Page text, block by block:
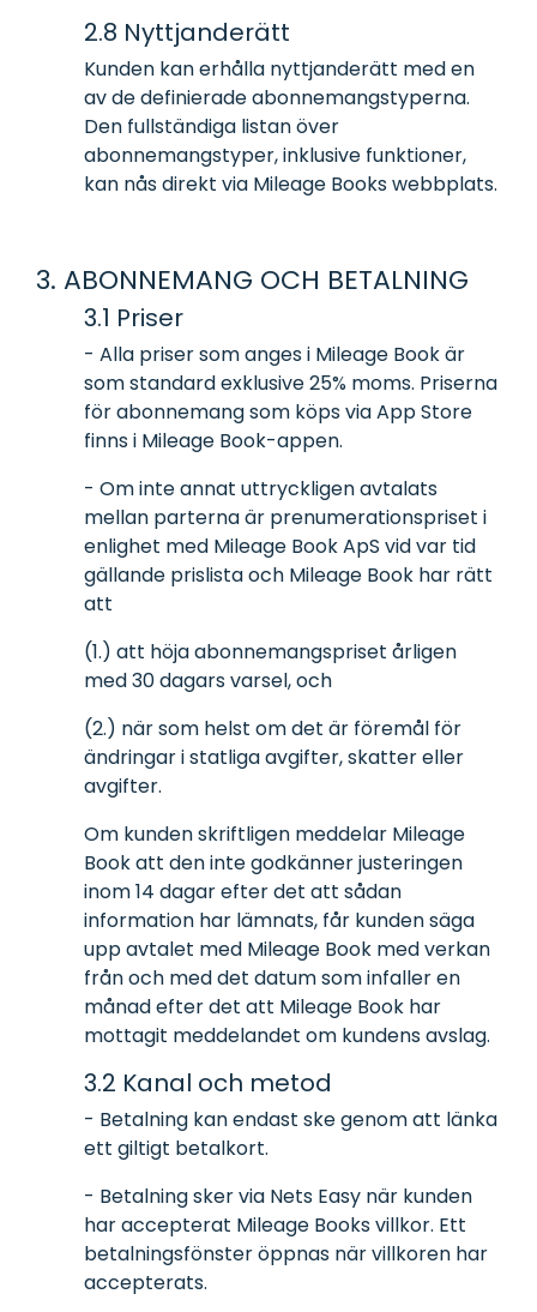
2.8 Nyttjanderätt
Kunden kan erhålla nyttjanderätt med en
av de definierade abonnemangstyperna.
Den fullständiga listan över
abonnemangstyper, inklusive funktioner,
kan nås direkt via Mileage Books webbplats.
3. ABONNEMANG OCH BETALNING
3.1 Priser
- Alla priser som anges i Mileage Book är
som standard exklusive 25% moms. Priserna
för abonnemang som köps via App Store
finns i Mileage Book-appen.
- Om inte annat uttryckligen avtalats
mellan parterna är prenumerationspriset i
enlighet med Mileage Book ApS vid var tid
gällande prislista och Mileage Book har rätt
att
(1.) att höja abonnemangspriset årligen
med 30 dagars varsel, och
(2.) när som helst om det är föremål för
ändringar i statliga avgifter, skatter eller
avgifter.
Om kunden skriftligen meddelar Mileage
Book att den inte godkänner justeringen
inom 14 dagar efter det att sådan
information har lämnats, får kunden säga
upp avtalet med Mileage Book med verkan
från och med det datum som infaller en
månad efter det att Mileage Book har
mottagit meddelandet om kundens avslag.
3.2 Kanal och metod
- Betalning kan endast ske genom att länka
ett giltigt betalkort.
- Betalning sker via Nets Easy när kunden
har accepterat Mileage Books villkor. Ett
betalningsfönster öppnas när villkoren har
accepterats.